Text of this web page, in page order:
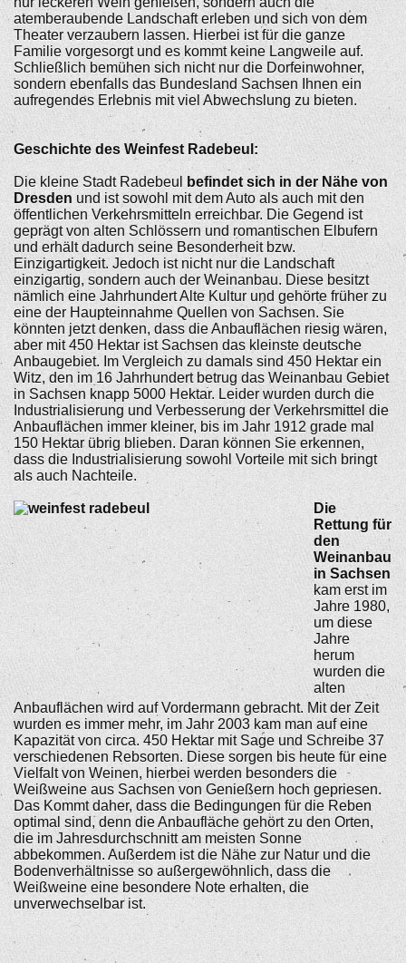
atemberaubende Landschaft erleben und sich von dem
Theater verzaubern lassen. Hierbei ist für die ganze
Familie vorgesorgt und es kommt keine Langweile auf.
Schließlich bemühen sich nicht nur die Dorfeinwohner,
sondern ebenfalls das Bundesland Sachsen Ihnen ein
aufregendes Erlebnis mit viel Abwechslung zu bieten.
Geschichte des Weinfest Radebeul:
Die kleine Stadt Radebeul befindet sich in der Nähe von
Dresden und ist sowohl mit dem Auto als auch mit den
öffentlichen Verkehrsmitteln erreichbar. Die Gegend ist
geprägt von alten Schlössern und romantischen Elbufern
und erhält dadurch seine Besonderheit bzw.
Einzigartigkeit. Jedoch ist nicht nur die Landschaft
einzigartig, sondern auch der Weinanbau. Diese besitzt
nämlich eine Jahrhundert Alte Kultur und gehörte früher zu
eine der Haupteinnahme Quellen von Sachsen. Sie
könnten jetzt denken, dass die Anbauflächen riesig wären,
aber mit 450 Hektar ist Sachsen das kleinste deutsche
Anbaugebiet. Im Vergleich zu damals sind 450 Hektar ein
Witz, den im 16 Jahrhundert betrug das Weinanbau Gebiet
in Sachsen knapp 5000 Hektar. Leider wurden durch die
Industrialisierung und Verbesserung der Verkehrsmittel die
Anbauflächen immer kleiner, bis im Jahr 1912 grade mal
150 Hektar übrig blieben. Daran können Sie erkennen,
dass die Industrialisierung sowohl Vorteile mit sich bringt
als auch Nachteile.
Die
Rettung für
den
Weinanbau
in Sachsen
kam erst im
Jahre 1980,
um diese
Jahre
herum
wurden die
alten
Anbauflächen wird auf Vordermann gebracht. Mit der Zeit
wurden es immer mehr, im Jahr 2003 kam man auf eine
Kapazität von circa. 450 Hektar mit Sage und Schreibe 37
verschiedenen Rebsorten. Diese sorgen bis heute für eine
Vielfalt von Weinen, hierbei werden besonders die
Weißweine aus Sachsen von Genießern hoch gepriesen.
Das Kommt daher, dass die Bedingungen für die Reben
optimal sind, denn die Anbaufläche gehört zu den Orten,
die im Jahresdurchschnitt am meisten Sonne
abbekommen. Außerdem ist die Nähe zur Natur und die
Bodenverhältnisse so außergewöhnlich, dass die
Weißweine eine besondere Note erhalten, die
unverwechselbar ist.